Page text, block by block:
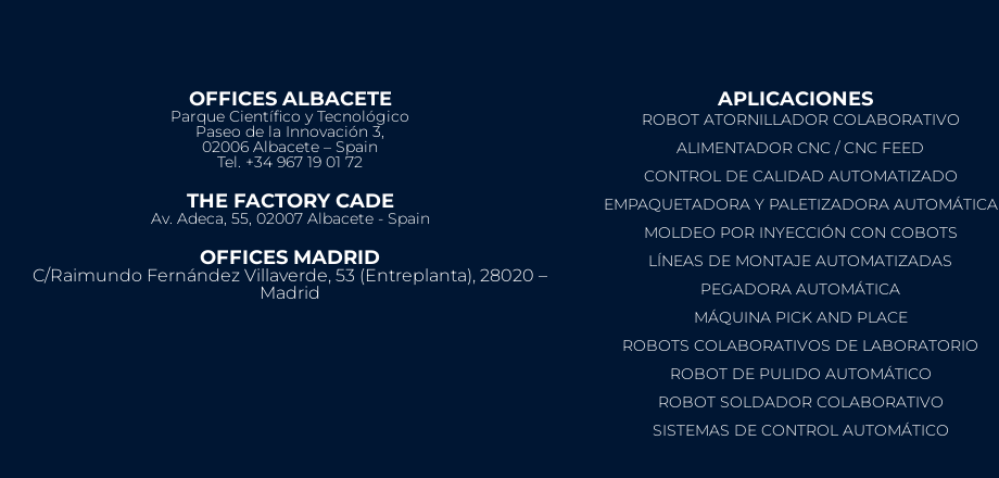
OFFICES ALBACETE
Parque Científico y Tecnológico
Paseo de la Innovación 3,
02006 Albacete – Spain
Tel. +34 967 19 01 72
THE FACTORY CADE
Av. Adeca, 55, 02007 Albacete - Spain
OFFICES MADRID
C/Raimundo Fernández Villaverde, 53 (Entreplanta), 28020 –
Madrid
APLICACIONES
ROBOT ATORNILLADOR COLABORATIVO
ALIMENTADOR CNC / CNC FEED
CONTROL DE CALIDAD AUTOMATIZADO
EMPAQUETADORA Y PALETIZADORA AUTOMÁTICA
MOLDEO POR INYECCIÓN CON COBOTS
LÍNEAS DE MONTAJE AUTOMATIZADAS
PEGADORA AUTOMÁTICA
MÁQUINA PICK AND PLACE
ROBOTS COLABORATIVOS DE LABORATORIO
ROBOT DE PULIDO AUTOMÁTICO
ROBOT SOLDADOR COLABORATIVO
SISTEMAS DE CONTROL AUTOMÁTICO